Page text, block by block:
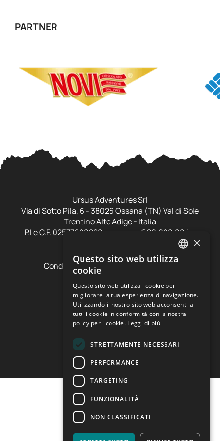
PARTNER
Ursus Adventures Srl
Via di Sotto Pila, 6 - 38026 Ossana (TN) Val di Sole
Trentino Alto Adige - Italia
P.I e C.F. 02577600220 - cap.soc. € 20.000,00 i.v.
Condizioni di vendita e cancellazione
Condizioni voucher
Cookie policy
Privacy policy
Preferenze cookie
×
Questo sito web utilizza
cookie
Questo sito web utilizza i cookie per
migliorare la tua esperienza di navigazione.
Utilizzando il nostro sito web acconsenti a
tutti i cookie in conformità con la nostra
policy per i cookie. Leggi di più
STRETTAMENTE NECESSARI
PERFORMANCE
TARGETING
FUNZIONALITÀ
NON CLASSIFICATI